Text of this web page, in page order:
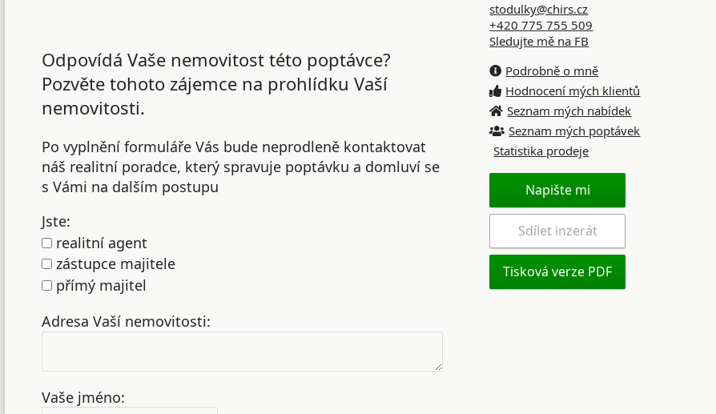
Odpovídá Vaše nemovitost této poptávce?
Pozvěte tohoto zájemce na prohlídku Vaší
nemovitosti.
Po vyplnění formuláře Vás bude neprodleně kontaktovat
náš realitní poradce, který spravuje poptávku a domluví se
s Vámi na dalším postupu
Jste:
realitní agent
zástupce majitele
přímý majitel
Adresa Vaší nemovitosti:
Vaše jméno:
stodulky@chirs.cz
+420 775 755 509
Sledujte mě na FB
Podrobně o mně
Hodnocení mých klientů
Seznam mých nabídek
Seznam mých poptávek
Statistika prodeje
Napište mi
Sdílet inzerát
Tisková verze PDF